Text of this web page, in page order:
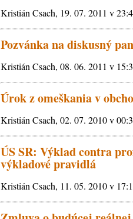
Kristián Csach, 19. 07. 2011 v
Pozvánka na diskusný
Kristián Csach, 08. 06. 2011 v
Úrok z omeškania v
Kristián Csach, 02. 07. 2010 v
ÚS SR: Výklad contra
výkladové pravidlá
Kristián Csach, 11. 05. 2010 v